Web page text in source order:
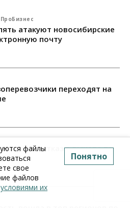
ПроБизнес
атакуют новосибирские
почту
переходят на
отказ в вычете по
файлы
свое
файлов
условиями их
Понятно